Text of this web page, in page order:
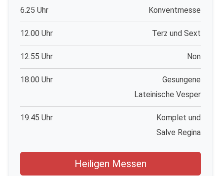
6.25 Uhr Konventmesse
12.00 Uhr Terz und Sext
12.55 Uhr Non
18.00 Uhr
Gesungene
Lateinische Vesper
19.45 Uhr
Komplet und
Salve Regina
Heiligen Messen